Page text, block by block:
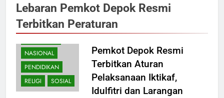
Lebaran Pemkot Depok Resmi
Terbitkan Peraturan
NASIONAL
PENDIDIKAN
RELIGI
SOSIAL
Pemkot Depok Resmi
Terbitkan Aturan
Pelaksanaan Iktikaf,
Idulfitri dan Larangan